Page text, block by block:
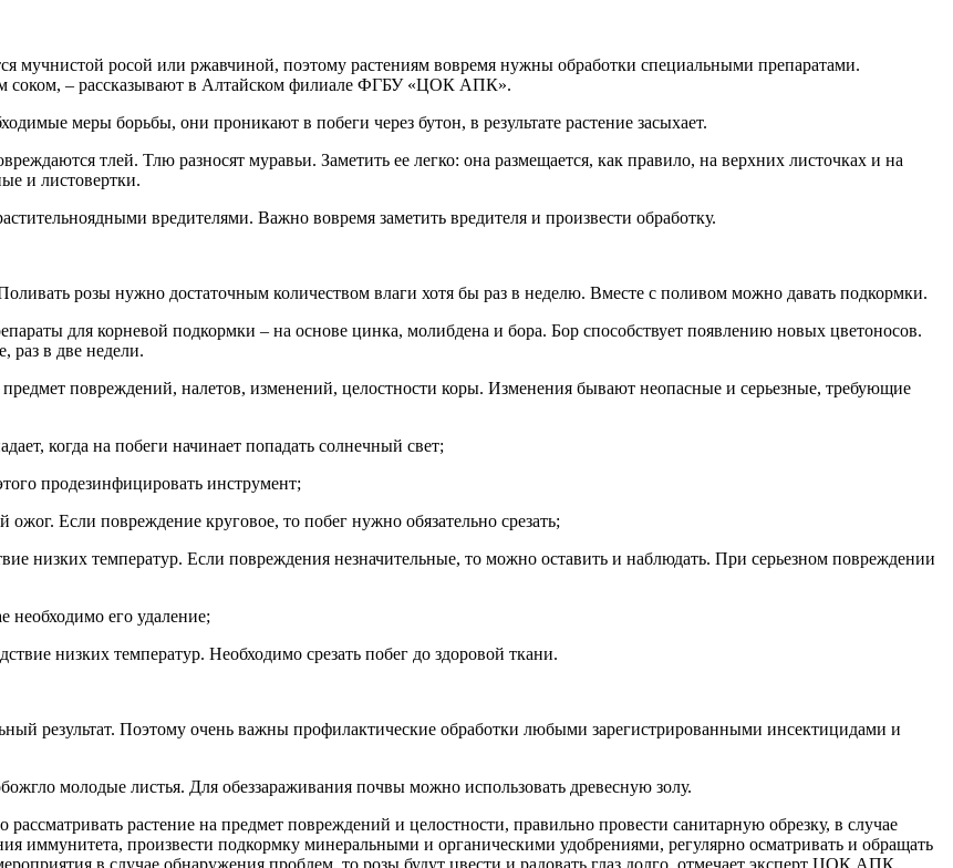
мучнистой росой или ржавчиной, поэтому растениям вовремя нужны обработки специальными препаратами.
соком, – рассказывают в Алтайском филиале ФГБУ «ЦОК АПК».
меры борьбы, они проникают в побеги через бутон, в результате растение засыхает.
тлей. Тлю разносят муравьи. Заметить ее легко: она размещается, как правило, на верхних листочках и на
и листовертки.
вредителями. Важно вовремя заметить вредителя и произвести обработку.
розы нужно достаточным количеством влаги хотя бы раз в неделю. Вместе с поливом можно давать подкормки.
для корневой подкормки – на основе цинка, молибдена и бора. Бор способствует появлению новых цветоносов.
раз в две недели.
повреждений, налетов, изменений, целостности коры. Изменения бывают неопасные и серьезные, требующие
когда на побеги начинает попадать солнечный свет;
продезинфицировать инструмент;
Если повреждение круговое, то побег нужно обязательно срезать;
низких температур. Если повреждения незначительные, то можно оставить и наблюдать. При серьезном повреждении
необходимо его удаление;
низких температур. Необходимо срезать побег до здоровой ткани.
результат. Поэтому очень важны профилактические обработки любыми зарегистрированными инсектицидами и
молодые листья. Для обеззараживания почвы можно использовать древесную золу.
растение на предмет повреждений и целостности, правильно провести санитарную обрезку, в случае
иммунитета, произвести подкормку минеральными и органическими удобрениями, регулярно осматривать и обращать
в случае обнаружения проблем, то розы будут цвести и радовать глаз долго, отмечает эксперт ЦОК АПК.